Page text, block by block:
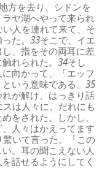
方を去り、シドンを
ヤ湖へやって来られ
人を連れて来て、そ
った。33そこで、イエ
、指をその両耳に差
れられた。34そし
向かって、「エッフ
いう意味である。35
が解け、はっきり話
スは人々に、だれにも
をされた。しかし、
人々はかえってます
いて言った。「この
。耳の聞こえない人
話せるようにしてく